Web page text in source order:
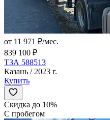
от 11 971 ₽/мес.
839 100 ₽
ТЗА 588513
Казань / 2023 г.
Купить
Скидка до 10%
С пробегом